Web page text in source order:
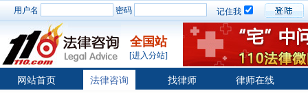
用户名 密码 记住我
全国站
[进入分站]
网站首页 法律咨询 找律师 律师在线